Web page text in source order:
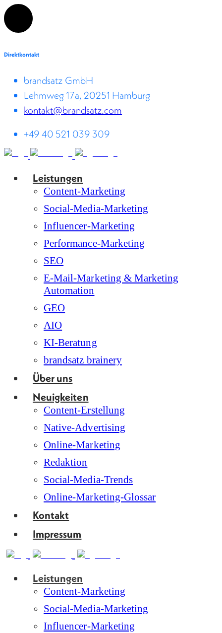
Direktkontakt
brandsatz GmbH
Lehmweg 17a, 20251 Hamburg
kontakt@brandsatz.com
+49 40 521 039 309
Leistungen
Content-Marketing
Social-Media-Marketing
Influencer-Marketing
Performance-Marketing
SEO
E-Mail-Marketing & Marketing
Automation
GEO
AIO
KI-Beratung
brandsatz brainery
Über uns
Neuigkeiten
Content-Erstellung
Native-Advertising
Online-Marketing
Redaktion
Social-Media-Trends
Online-Marketing-Glossar
Kontakt
Impressum
Leistungen
Content-Marketing
Social-Media-Marketing
Influencer-Marketing